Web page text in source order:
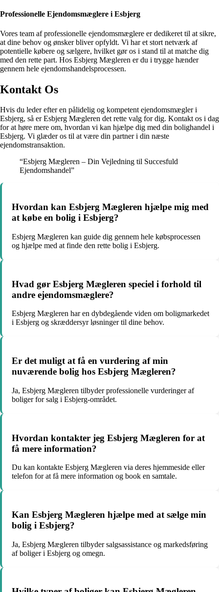
Professionelle Ejendomsmæglere i Esbjerg
Vores team af professionelle ejendomsmæglere er dedikeret til at sikre,
at dine behov og ønsker bliver opfyldt. Vi har et stort netværk af
potentielle købere og sælgere, hvilket gør os i stand til at matche dig
med den rette part. Hos Esbjerg Mægleren er du i trygge hænder
gennem hele ejendomshandelsprocessen.
Kontakt Os
Hvis du leder efter en pålidelig og kompetent ejendomsmægler i
Esbjerg, så er Esbjerg Mægleren det rette valg for dig. Kontakt os i dag
for at høre mere om, hvordan vi kan hjælpe dig med din bolighandel i
Esbjerg. Vi glæder os til at være din partner i din næste
ejendomstransaktion.
“Esbjerg Mægleren – Din Vejledning til Succesfuld
Ejendomshandel”
Hvordan kan Esbjerg Mægleren hjælpe mig med
at købe en bolig i Esbjerg?
Esbjerg Mægleren kan guide dig gennem hele købsprocessen
og hjælpe med at finde den rette bolig i Esbjerg.
Hvad gør Esbjerg Mægleren speciel i forhold til
andre ejendomsmæglere?
Esbjerg Mægleren har en dybdegående viden om boligmarkedet
i Esbjerg og skræddersyr løsninger til dine behov.
Er det muligt at få en vurdering af min
nuværende bolig hos Esbjerg Mægleren?
Ja, Esbjerg Mægleren tilbyder professionelle vurderinger af
boliger for salg i Esbjerg-området.
Hvordan kontakter jeg Esbjerg Mægleren for at
få mere information?
Du kan kontakte Esbjerg Mægleren via deres hjemmeside eller
telefon for at få mere information og book en samtale.
Kan Esbjerg Mægleren hjælpe med at sælge min
bolig i Esbjerg?
Ja, Esbjerg Mægleren tilbyder salgsassistance og markedsføring
af boliger i Esbjerg og omegn.